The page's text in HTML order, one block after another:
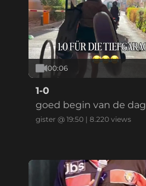
00:06
1-0
goed begin van de dag
gister @ 19:50 | 8.220 views